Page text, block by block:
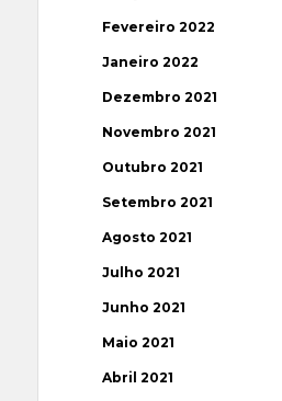
Fevereiro 2022
Janeiro 2022
Dezembro 2021
Novembro 2021
Outubro 2021
Setembro 2021
Agosto 2021
Julho 2021
Junho 2021
Maio 2021
Abril 2021